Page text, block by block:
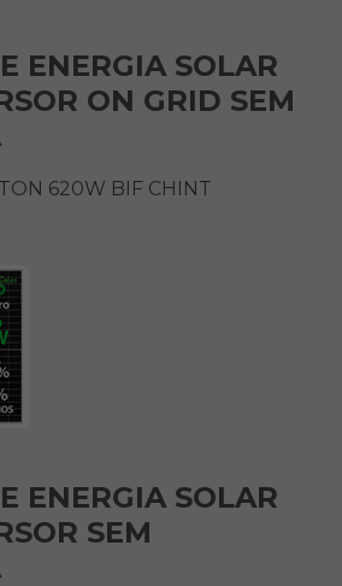
ENERGIA SOLAR
ON GRID SEM
620W BIF CHINT
ENERGIA SOLAR
SEM